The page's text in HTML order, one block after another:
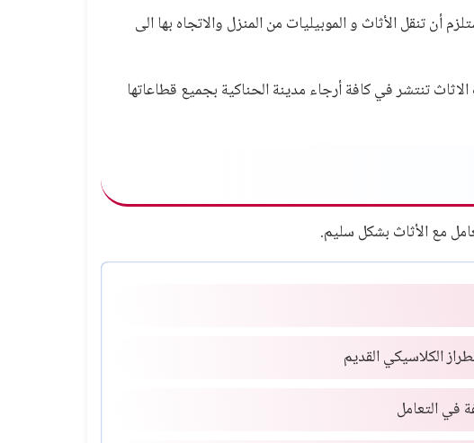
تنقل الأثاث و الموبيليات من المنزل والاتجاه بها الى
تنتشر في كافة أرجاء مدينة الحناكية بجميع قطاعاتها
مع الأثاث بشكل سليم.
الكلاسيكي القديم
في التعامل